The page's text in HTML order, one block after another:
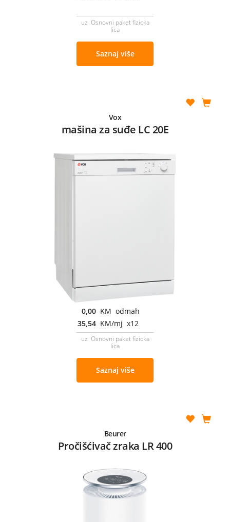
uz Osnovni paket fizicka
lica
Saznaj više
Vox
mašina za suđe LC 20E
0,00 KM odmah
35,54 KM/mj x12
uz Osnovni paket fizicka
lica
Saznaj više
Beurer
Pročišćivač zraka LR 400